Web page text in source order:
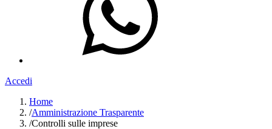
Accedi
Home
/Amministrazione Trasparente
/Controlli sulle imprese